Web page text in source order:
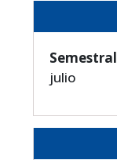
Semestral
julio